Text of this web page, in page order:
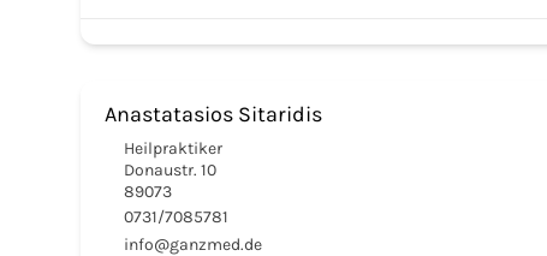
Anastatasios Sitaridis
Heilpraktiker
Donaustr. 10
89073
0731/7085781
info@ganzmed.de